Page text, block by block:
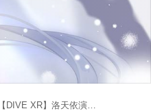
【DIVE XR】洛天依演出部分歌单&视频